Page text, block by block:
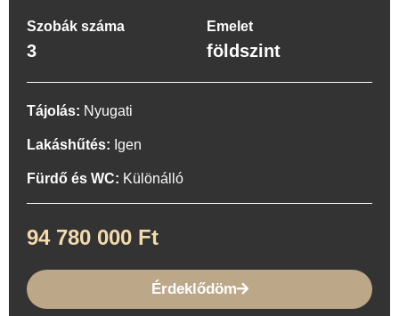
Szobák száma
3
Emelet
földszint
Tájolás: Nyugati
Lakáshűtés: Igen
Fürdő és WC: Különálló
94 780 000 Ft
Érdeklődöm